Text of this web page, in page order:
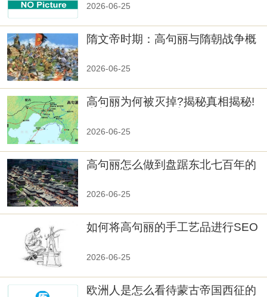
2026-06-25
隋文帝时期：高句丽与隋朝战争概
2026-06-25
高句丽为何被灭掉?揭秘真相揭秘!
2026-06-25
高句丽怎么做到盘踞东北七百年的
2026-06-25
如何将高句丽的手工艺品进行SEO
2026-06-25
欧洲人是怎么看待蒙古帝国西征的